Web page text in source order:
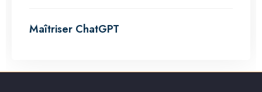
Maîtriser ChatGPT